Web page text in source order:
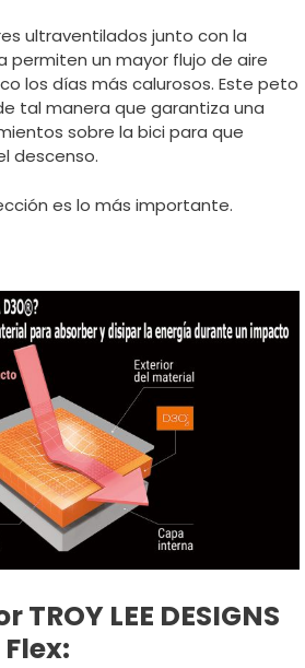
ultraventilados junto con la
permiten un mayor flujo de aire
los días más calurosos. Este peto
tal manera que garantiza una
sobre la bici para que
descenso.
es lo más importante.
LEE DESIGNS